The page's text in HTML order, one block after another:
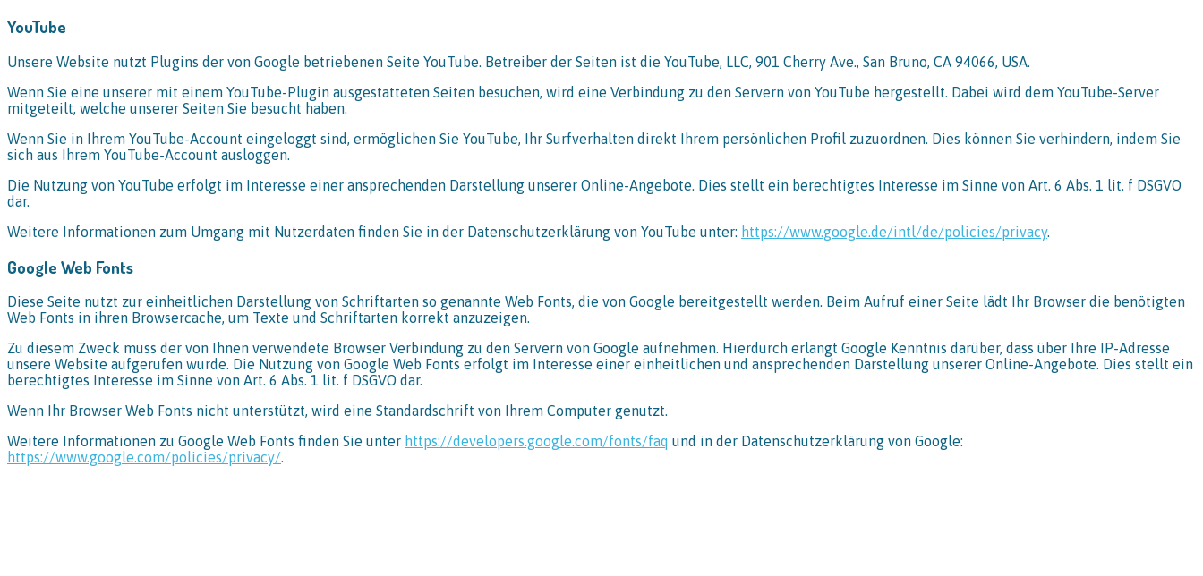
YouTube
Unsere Website nutzt Plugins der von Google betriebenen Seite YouTube. Betreiber der Seiten ist die YouTube, LLC, 901 Cherry Ave., San Bruno, CA 94066, USA.
Wenn Sie eine unserer mit einem YouTube-Plugin ausgestatteten Seiten besuchen, wird eine Verbindung zu den Servern von YouTube hergestellt. Dabei wird dem YouTube-Server
mitgeteilt, welche unserer Seiten Sie besucht haben.
Wenn Sie in Ihrem YouTube-Account eingeloggt sind, ermöglichen Sie YouTube, Ihr Surfverhalten direkt Ihrem persönlichen Profil zuzuordnen. Dies können Sie verhindern, indem Sie
sich aus Ihrem YouTube-Account ausloggen.
Die Nutzung von YouTube erfolgt im Interesse einer ansprechenden Darstellung unserer Online-Angebote. Dies stellt ein berechtigtes Interesse im Sinne von Art. 6 Abs. 1 lit. f DSGVO
dar.
Weitere Informationen zum Umgang mit Nutzerdaten finden Sie in der Datenschutzerklärung von YouTube unter: https://www.google.de/intl/de/policies/privacy.
Google Web Fonts
Diese Seite nutzt zur einheitlichen Darstellung von Schriftarten so genannte Web Fonts, die von Google bereitgestellt werden. Beim Aufruf einer Seite lädt Ihr Browser die benötigten
Web Fonts in ihren Browsercache, um Texte und Schriftarten korrekt anzuzeigen.
Zu diesem Zweck muss der von Ihnen verwendete Browser Verbindung zu den Servern von Google aufnehmen. Hierdurch erlangt Google Kenntnis darüber, dass über Ihre IP-Adresse
unsere Website aufgerufen wurde. Die Nutzung von Google Web Fonts erfolgt im Interesse einer einheitlichen und ansprechenden Darstellung unserer Online-Angebote. Dies stellt ein
berechtigtes Interesse im Sinne von Art. 6 Abs. 1 lit. f DSGVO dar.
Wenn Ihr Browser Web Fonts nicht unterstützt, wird eine Standardschrift von Ihrem Computer genutzt.
Weitere Informationen zu Google Web Fonts finden Sie unter https://developers.google.com/fonts/faq und in der Datenschutzerklärung von Google:
https://www.google.com/policies/privacy/.